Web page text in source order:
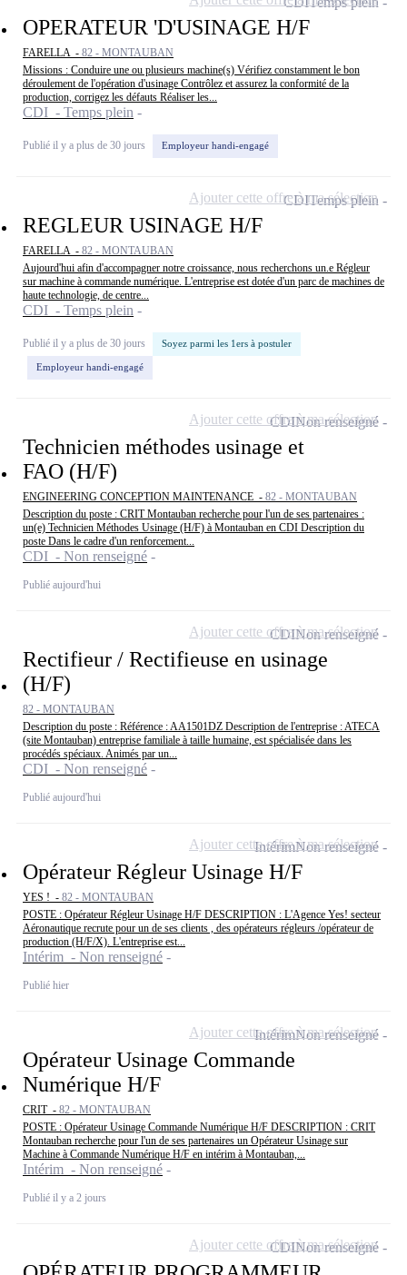
OPERATEUR 'D'USINAGE H/F
FARELLA - 82 - MONTAUBAN
Missions : Conduire une ou plusieurs machine(s) Vérifiez constamment le bon
déroulement de l'opération d'usinage Contrôlez et assurez la conformité de la
production, corrigez les défauts Réaliser les...
CDI - Temps plein
Publié il y a plus de 30 jours Employeur handi-engagé
REGLEUR USINAGE H/F
FARELLA - 82 - MONTAUBAN
Aujourd'hui afin d'accompagner notre croissance, nous recherchons un.e Régleur
sur machine à commande numérique. L'entreprise est dotée d'un parc de machines de
haute technologie, de centre...
CDI - Temps plein
Publié il y a plus de 30 jours Soyez parmi les 1ers à postuler
Employeur handi-engagé
CDITemps plein
Ajouter cette offre à ma sélection
Technicien méthodes usinage et
FAO (H/F)
ENGINEERING CONCEPTION MAINTENANCE - 82 - MONTAUBAN
Description du poste : CRIT Montauban recherche pour l'un de ses partenaires :
un(e) Technicien Méthodes Usinage (H/F) à Montauban en CDI Description du
poste Dans le cadre d'un renforcement...
CDI - Non renseigné
Publié aujourd'hui
CDINon renseigné
Ajouter cette offre à ma sélection
Rectifieur / Rectifieuse en usinage
(H/F)
82 - MONTAUBAN
Description du poste : Référence : AA1501DZ Description de l'entreprise : ATECA
(site Montauban) entreprise familiale à taille humaine, est spécialisée dans les
procédés spéciaux. Animés par un...
CDI - Non renseigné
Publié aujourd'hui
CDINon renseigné
Ajouter cette offre à ma sélection
Opérateur Régleur Usinage H/F
YES ! - 82 - MONTAUBAN
POSTE : Opérateur Régleur Usinage H/F DESCRIPTION : L'Agence Yes! secteur
Aéronautique recrute pour un de ses clients , des opérateurs régleurs /opérateur de
production (H/F/X). L'entreprise est...
Intérim - Non renseigné
Publié hier
IntérimNon renseigné
Ajouter cette offre à ma sélection
Opérateur Usinage Commande
Numérique H/F
CRIT - 82 - MONTAUBAN
POSTE : Opérateur Usinage Commande Numérique H/F DESCRIPTION : CRIT
Montauban recherche pour l'un de ses partenaires un Opérateur Usinage sur
Machine à Commande Numérique H/F en intérim à Montauban,...
Intérim - Non renseigné
Publié il y a 2 jours
IntérimNon renseigné
Ajouter cette offre à ma sélection
CDINon renseigné
Ajouter cette offre à ma sélection